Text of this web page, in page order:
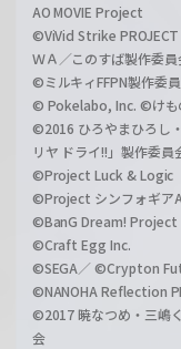
AO MOVIE Project
©ViVid Strike
ＷＡ／このすば製作委員
©ミルキィFFPN製作委
© Pokelabo, Inc. ©けも
©2016 ひろやまひろし
リヤ ドライ!!」製作委員
©Project Luck & Logic
©Project シンフォギア
©BanG Dream! Project
©Craft Egg Inc.
©SEGA／ ©Crypton
©NANOHA Reflection
©2017 暁なつめ・三嶋
会